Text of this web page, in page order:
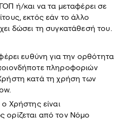
ή/και να τα μεταφέρει σε
εκτός εάν το άλλο
δώσει τη συγκατάθεσή του.
ευθύνη για την ορθότητα
πληροφοριών
κατά τη χρήση των
Χρήστης είναι
από τον Νόμο